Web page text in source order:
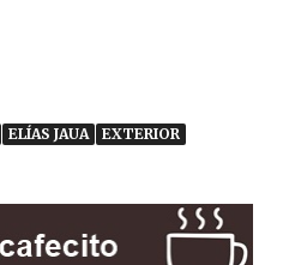
ELÍAS JAUA
EXTERIOR